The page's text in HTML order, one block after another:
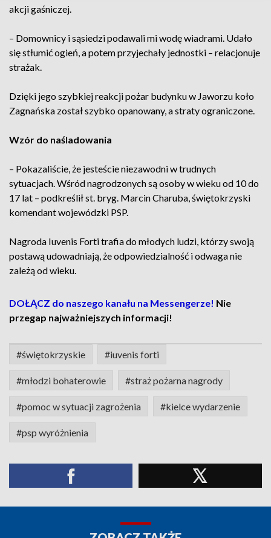
akcji gaśniczej.
– Domownicy i sąsiedzi podawali mi wodę wiadrami. Udało
się stłumić ogień, a potem przyjechały jednostki – relacjonuje
strażak.
Dzięki jego szybkiej reakcji pożar budynku w Jaworzu koło
Zagnańska został szybko opanowany, a straty ograniczone.
Wzór do naśladowania
– Pokazaliście, że jesteście niezawodni w trudnych
sytuacjach. Wśród nagrodzonych są osoby w wieku od 10 do
17 lat – podkreślił st. bryg. Marcin Charuba, świętokrzyski
komendant wojewódzki PSP.
Nagroda Iuvenis Forti trafia do młodych ludzi, którzy swoją
postawą udowadniają, że odpowiedzialność i odwaga nie
zależą od wieku.
DOŁĄCZ do naszego kanału na Messengerze! Nie
przegap najważniejszych informacji!
#świętokrzyskie #iuvenis forti
#młodzi bohaterowie #straż pożarna nagrody
#pomoc w sytuacji zagrożenia #kielce wydarzenie
#psp wyróżnienia